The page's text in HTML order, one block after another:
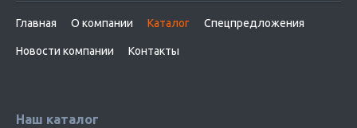
Главная О компании Каталог Спецпредложения
Новости компании Контакты
Наш каталог